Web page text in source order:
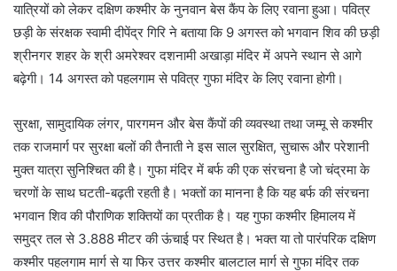
यात्रियों को लेकर दक्षिण कश्मीर के नुनवान बेस कैंप के लिए रवाना हुआ। पवित्र
छड़ी के संरक्षक स्वामी दीपेंद्र गिरि ने बताया कि 9 अगस्त को भगवान शिव की छड़ी
श्रीनगर शहर के श्री अमरेश्वर दशनामी अखाड़ा मंदिर में अपने स्थान से आगे
बढ़ेगी। 14 अगस्त को पहलगाम से पवित्र गुफा मंदिर के लिए रवाना होगी।
सुरक्षा, सामुदायिक लंगर, पारगमन और बेस कैंपों की व्यवस्था तथा जम्मू से कश्मीर
तक राजमार्ग पर सुरक्षा बलों की तैनाती ने इस साल सुरक्षित, सुचारू और परेशानी
मुक्त यात्रा सुनिश्चित की है। गुफा मंदिर में बर्फ की एक संरचना है जो चंद्रमा के
चरणों के साथ घटती-बढ़ती रहती है। भक्तों का मानना है कि यह बर्फ की संरचना
भगवान शिव की पौराणिक शक्तियों का प्रतीक है। यह गुफा कश्मीर हिमालय में
समुद्र तल से 3.888 मीटर की ऊंचाई पर स्थित है। भक्त या तो पारंपरिक दक्षिण
कश्मीर पहलगाम मार्ग से या फिर उत्तर कश्मीर बालटाल मार्ग से गुफा मंदिर तक